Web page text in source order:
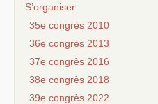
S’organiser
35e congrès 2010
36e congrès 2013
37e congrès 2016
38e congrès 2018
39e congrès 2022